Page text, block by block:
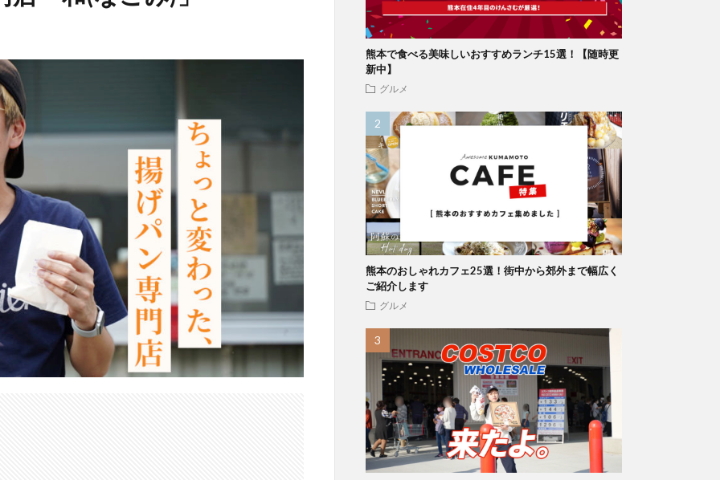
熊本で食べる美味しいおすすめランチ15選！【随時更
新中】
グルメ
熊本のおしゃれカフェ25選！街中から郊外まで幅広く
ご紹介します
グルメ